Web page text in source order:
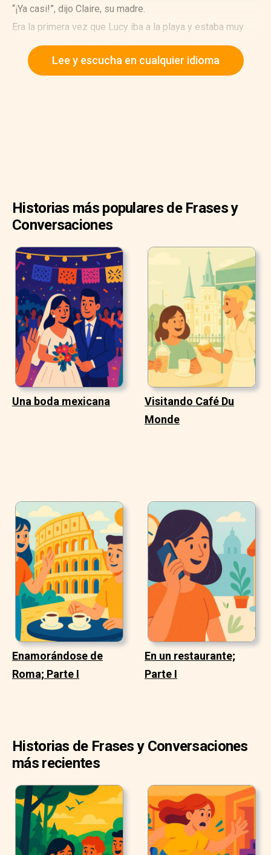
“¡Ya casi!”, dijo Claire, su madre.
Era la primera vez que Lucy iba a la playa y estaba muy
emocionada. Las niñas llevaban sus trajes de baño y
gafas de sol.Lee y escucha en cualquier idioma
Historias más populares de Frases y
Conversaciones
Una boda mexicana
Visitando Café Du
Monde
Enamorándose de
Roma; Parte I
En un restaurante;
Parte I
Historias de Frases y Conversaciones
más recientes